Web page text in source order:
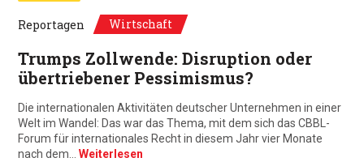
Reportagen Wirtschaft
Trumps Zollwende: Disruption oder
übertriebener Pessimismus?
Die internationalen Aktivitäten deutscher Unternehmen in einer
Welt im Wandel: Das war das Thema, mit dem sich das CBBL-
Forum für internationales Recht in diesem Jahr vier Monate
nach dem… Weiterlesen